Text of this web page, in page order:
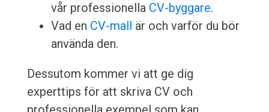
vår professionella CV-byggare.
Vad en CV-mall är och varför du bör
använda den.
Dessutom kommer vi att ge dig
experttips för att skriva CV och